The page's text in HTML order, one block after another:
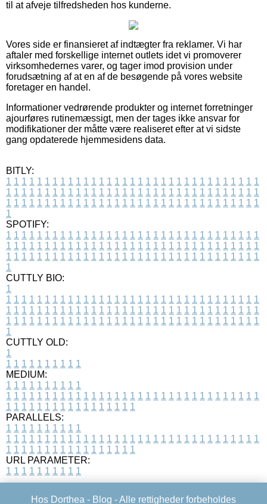
til at afveje tilfredsheden hos kunderne.
Vores side er finansieret af indtægter fra reklamer. Vi har
aftaler med forskellige internet outlets idet vi promoverer
virksomhedernes varer, og tager imod provision under
forudsætning af at en af de besøgende på vores website
foretager en handel.
Informationer vedrørende produkter og internet forretninger
ajourføres rutinemæssigt, men der tages ikke ansvar for
modifikationer der måtte være realiseret efter at vi sidste
gang opdaterede hjemmesidens data.
BITLY:
1 1 1 1 1 1 1 1 1 1 1 1 1 1 1 1 1 1 1 1 1 1 1 1 1 1 1 1 1 1 1 1 1
1 1 1 1 1 1 1 1 1 1 1 1 1 1 1 1 1 1 1 1 1 1 1 1 1 1 1 1 1 1 1 1 1
1 1 1 1 1 1 1 1 1 1 1 1 1 1 1 1 1 1 1 1 1 1 1 1 1 1 1 1 1 1 1 1 1
1
SPOTIFY:
1 1 1 1 1 1 1 1 1 1 1 1 1 1 1 1 1 1 1 1 1 1 1 1 1 1 1 1 1 1 1 1 1
1 1 1 1 1 1 1 1 1 1 1 1 1 1 1 1 1 1 1 1 1 1 1 1 1 1 1 1 1 1 1 1 1
1 1 1 1 1 1 1 1 1 1 1 1 1 1 1 1 1 1 1 1 1 1 1 1 1 1 1 1 1 1 1 1 1
1
CUTTLY BIO:
1
1 1 1 1 1 1 1 1 1 1 1 1 1 1 1 1 1 1 1 1 1 1 1 1 1 1 1 1 1 1 1 1 1
1 1 1 1 1 1 1 1 1 1 1 1 1 1 1 1 1 1 1 1 1 1 1 1 1 1 1 1 1 1 1 1 1
1 1 1 1 1 1 1 1 1 1 1 1 1 1 1 1 1 1 1 1 1 1 1 1 1 1 1 1 1 1 1 1 1
1
CUTTLY OLD:
1
1 1 1 1 1 1 1 1 1 1
MEDIUM:
1 1 1 1 1 1 1 1 1 1
1 1 1 1 1 1 1 1 1 1 1 1 1 1 1 1 1 1 1 1 1 1 1 1 1 1 1 1 1 1 1 1 1
1 1 1 1 1 1 1 1 1 1 1 1 1 1 1 1 1
PARALLELS:
1 1 1 1 1 1 1 1 1 1
1 1 1 1 1 1 1 1 1 1 1 1 1 1 1 1 1 1 1 1 1 1 1 1 1 1 1 1 1 1 1 1 1
1 1 1 1 1 1 1 1 1 1 1 1 1 1 1 1 1
URL PARAMETER:
1 1 1 1 1 1 1 1 1 1
Hos Dorthea - Blog - Alle rettigheder forbeholdes